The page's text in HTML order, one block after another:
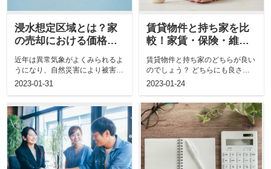
浸水想定区域とは？家
の売却における価格へ
の影響や売却のポイン
トをご紹介
近年は異常気象がよくみられるよ
うになり、自然災害により被害を
受けることもあります。 もし自
2023-01-31
賃貸物件と持ち家を比
較！家賃・保険・維持
費の違いは？
賃貸物件と持ち家のどちらが良い
のでしょう？ どちらにも良さが
あり、考えれば考えるほど正解が
2023-01-24